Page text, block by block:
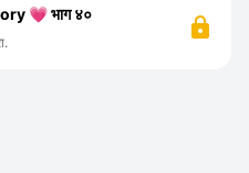
💗 भाग ४०